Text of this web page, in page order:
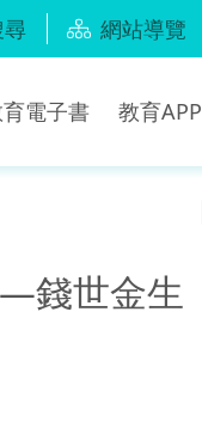
網站導覽
電子書 教育APP
錢世金生